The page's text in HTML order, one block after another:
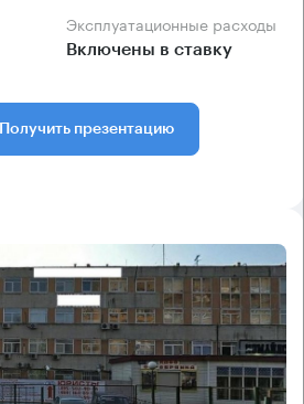
Эксплуатационные расходы
Включены в ставку
Получить презентацию